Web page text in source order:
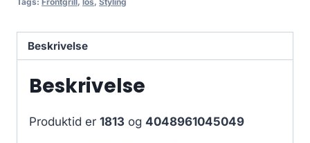
Beskrivelse
Beskrivelse
Produktid er 1813 og 4048961045049